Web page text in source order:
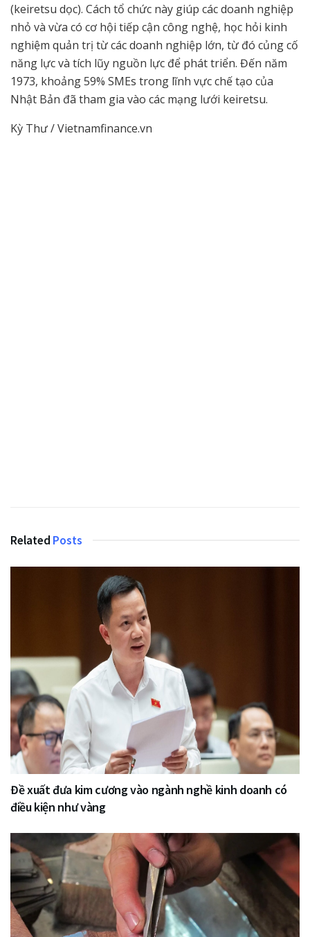
(keiretsu dọc). Cách tổ chức này giúp các doanh nghiệp
nhỏ và vừa có cơ hội tiếp cận công nghệ, học hỏi kinh
nghiệm quản trị từ các doanh nghiệp lớn, từ đó củng cố
năng lực và tích lũy nguồn lực để phát triển. Đến năm
1973, khoảng 59% SMEs trong lĩnh vực chế tạo của
Nhật Bản đã tham gia vào các mạng lưới keiretsu.
Kỳ Thư / Vietnamfinance.vn
Related Posts
Đề xuất đưa kim cương vào ngành nghề kinh doanh có
điều kiện như vàng